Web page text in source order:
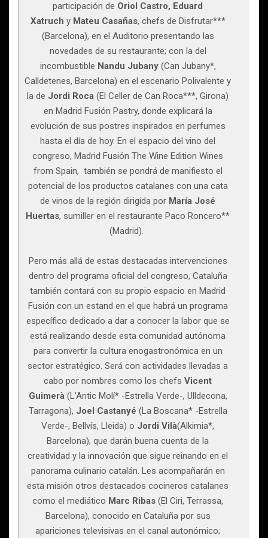
participación de Oriol Castro, Eduard
Xatruch yMateu Casañas, chefs de Disfrutar***
(Barcelona), en el Auditorio presentando las
novedades de su restaurante; con la del
incombustible Nandu Jubany (Can Jubany*,
Calldetenes, Barcelona) en el escenario Polivalente y
la de Jordi Roca (El Celler de Can Roca***, Girona)
en Madrid Fusión Pastry, donde explicará la
evolución de sus postres inspirados en perfumes
hasta el día de hoy. En el espacio del vino del
congreso, Madrid Fusión The Wine Edition Wines
from Spain, también se pondrá de manifiesto el
potencial de los productos catalanes con una cata
de vinos de la región dirigida por María José
Huertas, sumiller en el restaurante Paco Roncero**
(Madrid).
Pero más allá de estas destacadas intervenciones
dentro del programa oficial del congreso, Cataluña
también contará con su propio espacio en Madrid
Fusión con un estand en el que habrá un programa
específico dedicado a dar a conocer la labor que se
está realizando desde esta comunidad autónoma
para convertir la cultura enogastronómica en un
sector estratégico. Será con actividades llevadas a
cabo por nombres como los chefs Vicent
Guimerà(L’Antic Molí* -Estrella Verde-, Ulldecona,
Tarragona), Joel Castanyé (La Boscana* -Estrella
Verde-, Bellvís, Lleida) o Jordi Vilà(Alkimia*,
Barcelona), que darán buena cuenta de la
creatividad y la innovación que sigue reinando en el
panorama culinario catalán. Les acompañarán en
esta misión otros destacados cocineros catalanes
como el mediático Marc Ribas (El Ciri, Terrassa,
Barcelona), conocido en Cataluña por sus
apariciones televisivas en el canal autonómico;